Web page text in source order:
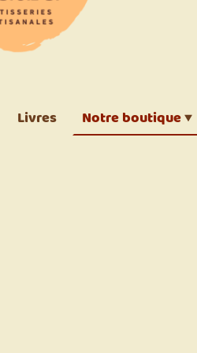
Livres Notre boutique